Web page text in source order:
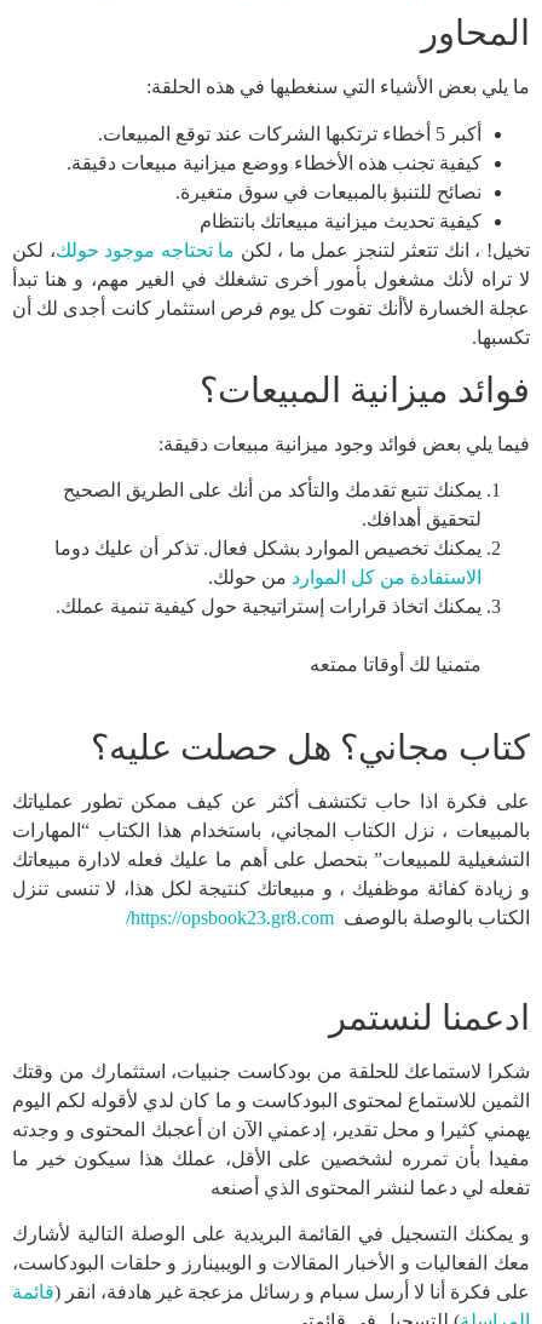
المحاور
ما يلي بعض الأشياء التي سنغطيها في هذه الحلقة:
أكبر 5 أخطاء ترتكبها الشركات عند توقع المبيعات.
كيفية تجنب هذه الأخطاء ووضع ميزانية مبيعات دقيقة.
نصائح للتنبؤ بالمبيعات في سوق متغيرة.
كيفية تحديث ميزانية مبيعاتك بانتظام
تخيل! ، انك تتعثر لتنجز عمل ما ، لكن ما تحتاجه موجود حولك، لكن
لا تراه لأنك مشغول بأمور أخرى تشغلك في الغير مهم، و هنا تبدأ
عجلة الخسارة لأأنك تفوت كل يوم فرص استثمار كانت أجدى لك أن
تكسبها.
فوائد ميزانية المبيعات؟
فيما يلي بعض فوائد وجود ميزانية مبيعات دقيقة:
يمكنك تتبع تقدمك والتأكد من أنك على الطريق الصحيح
لتحقيق أهدافك.
يمكنك تخصيص الموارد بشكل فعال. تذكر أن عليك دوما
الاستفادة من كل الموارد من حولك.
يمكنك اتخاذ قرارات إستراتيجية حول كيفية تنمية عملك.
متمنيا لك أوقاتا ممتعه
كتاب مجاني؟ هل حصلت عليه؟
على فكرة اذا حاب تكتشف أكثر عن كيف ممكن تطور عملياتك
بالمبيعات ، نزل الكتاب المجاني، باستخدام هذا الكتاب “المهارات
التشغيلية للمبيعات” بتحصل على أهم ما عليك فعله لادارة مبيعاتك
و زيادة كفائة موظفيك ، و مبيعاتك كنتيجة لكل هذا، لا تنسى تنزل
الكتاب بالوصلة بالوصف https://opsbook23.gr8.com/
ادعمنا لنستمر
شكرا لاستماعك للحلقة من بودكاست جنبيات، استثمارك من وقتك
الثمين للاستماع لمحتوى البودكاست و ما كان لدي لأقوله لكم اليوم
يهمني كثيرا و محل تقدير، إدعمني الآن ان أعجبك المحتوى و وجدته
مفيدا بأن تمرره لشخصين على الأقل، عملك هذا سيكون خير ما
تفعله لي دعما لنشر المحتوى الذي أصنعه
و يمكنك التسجيل في القائمة البريدية على الوصلة التالية لأشارك
معك الفعاليات و الأخبار المقالات و الويبينارز و حلقات البودكاست،
على فكرة أنا لا أرسل سبام و رسائل مزعجة غير هادفة، انقر (قائمة